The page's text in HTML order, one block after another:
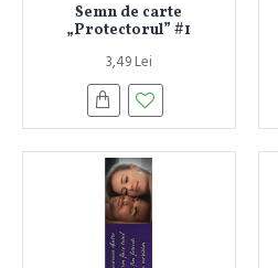
Semn de carte
„Protectorul” #1
3,49 Lei